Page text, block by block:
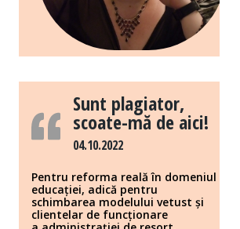
Sunt plagiator,
scoate-mă de aici!
04.10.2022
Pentru reforma reală în domeniul
educației, adică pentru
schimbarea modelului vetust și
clientelar de funcționare